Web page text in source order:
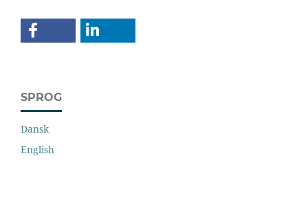
SPROG
Dansk
English